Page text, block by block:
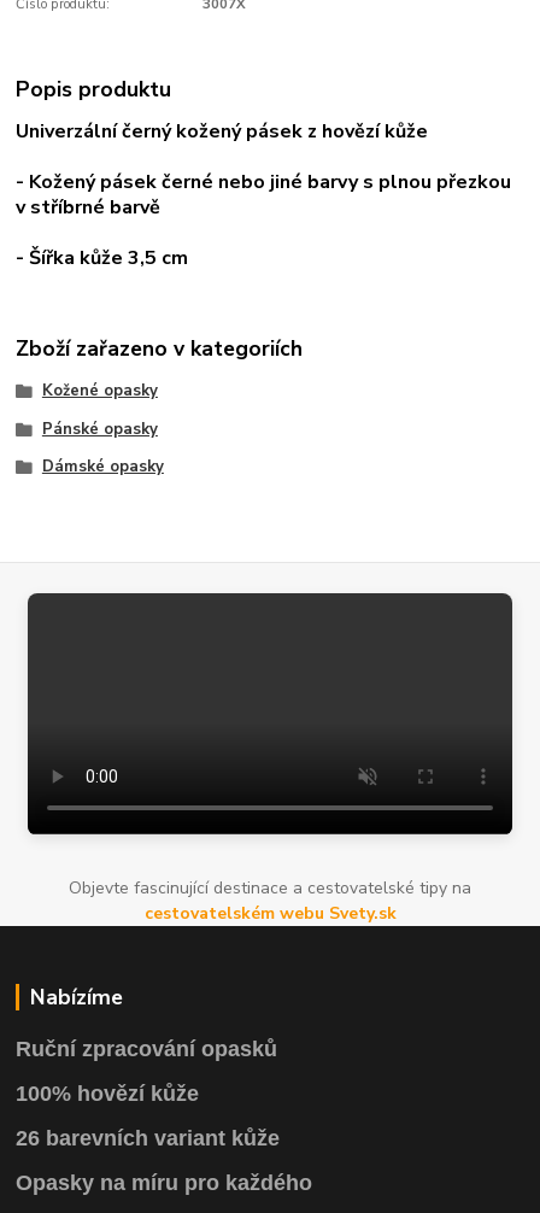
Číslo produktu: 3007X
Popis produktu
Univerzálníčernýkožený pásek z hovězí kůže
- Kožený pásekčerné nebo jiné barvy s plnou přezkou
v stříbrné barvě
- Šířka kůže 3,5 cm
Zboží zařazeno v kategoriích
Kožené opasky
Pánské opasky
Dámské opasky
Objevte fascinující destinace a cestovatelské tipy na
cestovatelském webu Svety.sk
Nabízíme
Ruční zpracování opasků
100% hovězí kůže
26 barevních variant kůže
Opasky na míru pro každého